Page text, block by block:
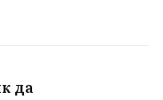
да